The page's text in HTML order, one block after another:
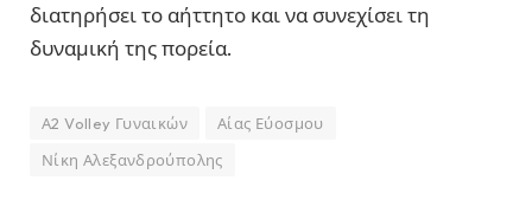
διατηρήσει το αήττητο και να συνεχίσει τη
δυναμική της πορεία.
Α2 Volley Γυναικών
Αίας Εύοσμου
Νίκη Αλεξανδρούπολης